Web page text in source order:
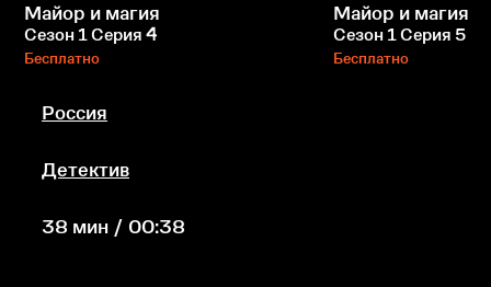
Майор и магия
Сезон 1 Серия 4
Бесплатно
Майор и магия
Сезон 1 Серия 5
Бесплатно
Россия
Детектив
38 мин / 00:38